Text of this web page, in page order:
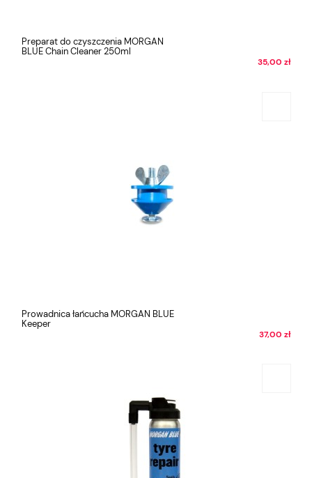
Preparat do czyszczenia MORGAN
BLUE Chain Cleaner 250ml
35,00 zł
Prowadnica łańcucha MORGAN BLUE
Keeper
37,00 zł